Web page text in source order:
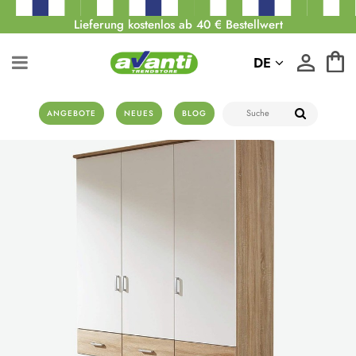
Lieferung kostenlos ab 40 € Bestellwert
ANGEBOTE NEUES BLOG
DE